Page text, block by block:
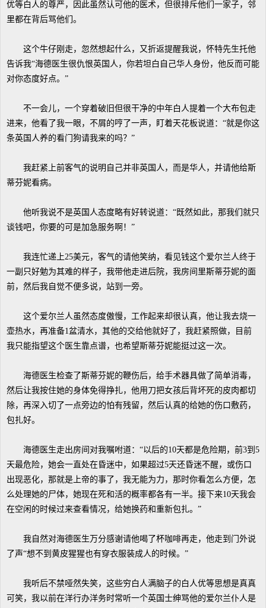
优等白人的尊严，因此虽然认可他的医术，但很排斥他们一家子，邻
里都在背后骂他们。
这个牛仔刚走，忽然想起什么，又折返提醒我说，怀特先生托他
告诉我“海德医生很仇恨英国人，你若坦白自己华人身份，他反而可能
对你态度好点。”
不一会儿，一个穿着破旧但很干净的中年白人提着一个大布包走
进来，他看了我一眼，不屑的哼了一声，盯着天花板说道：“就是你这
条英国人养的看门狗请我来的吗？”
我赶紧上前客气的说明自己并非英国人，而是华人，并请他给斯
蒂芬妮看病。
他听我说不是英国人态度略有好转说道：“既然如此，那我们就只
谈钱吧，你要的可是加急服务啊！”
我连忙递上25美元，客气的请他笑纳，看见钱这个爱尔兰人终于
一副只好勉为其难的样子，我带他走进后院，我房间里斯蒂芬妮的面
前，然后我自觉不便多说，站到一旁。
这个爱尔兰人虽然态度傲慢，工作起来却很认真，他让我去烧一
壶热水，再准备1盆清水，其他的交给他就好了，我赶紧照做，目前
我只能指望这个医生靠点谱，也希望斯蒂芬妮能挺过这一次。
海德医生检查了斯蒂芬妮的鞭伤后，给手术器具做了简单消毒，
然后让我按住她的身体免得挣扎，他用刀把女孩后背坏死的皮肉都切
除，再深入切了一点旁边的怕有残留，然后认真的给她的伤口敷药，
包扎好。
海德医生走出房间对我嘱咐道：“以后的10天都是危险期，前3到5
天最危险，她会一直处在昏迷中，如果超过5天还昏迷不醒，或伤口
出现恶化，那就是上帝的事了，我无能为力，那时你看怎么方便，怎
么处理她的尸体，她现在死和活的概率都各有一半。接下来10天我会
在空闲的时候过来查看情况，给她换药和重新包扎。”
我自然对海德医生万分感谢请他喝了杯咖啡再走，他走到门外说
了声“想不到黄皮猩猩也有穿衣服装成人的时候。”
我听后不禁哑然失笑，这些穷白人满脑子的白人优等思想是真真
可笑，我以前在洋行办洋务时常听一个英国士绅骂他的爱尔兰仆人是